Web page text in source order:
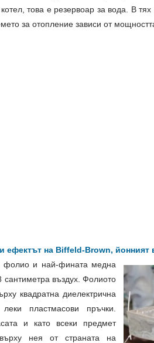
това е резервоар за вода. В
за отопление зависи от
ефектът на Biffeld-Brown, йонният
фолио и най-фината медна
въздух. Фолиото
квадратна диелектрична
пластмасови пръчки.
и като всеки предмет
върху нея от страната на